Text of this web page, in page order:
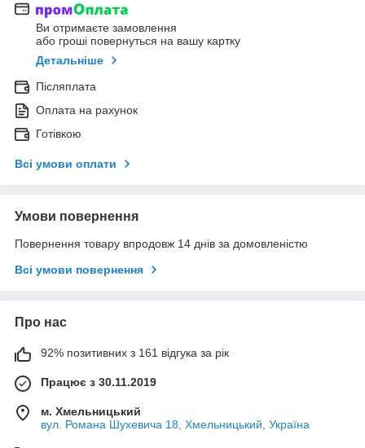
Ви отримаєте замовлення
або гроші повернуться на вашу картку
Детальніше
Післяплата
Оплата на рахунок
Готівкою
Всі умови оплати
Умови повернення
Повернення товару впродовж 14 днів за домовленістю
Всі умови повернення
Про нас
92% позитивних з 161 відгука за рік
Працює з 30.11.2019
м. Хмельницький
вул. Романа Шухевича 18, Хмельницький, Україна